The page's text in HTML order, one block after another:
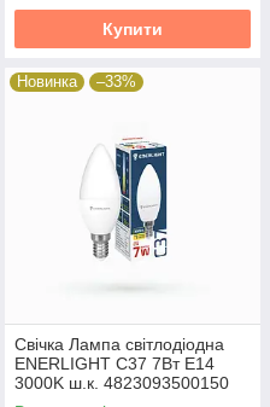
Купити
Новинка –33%
Свічка Лампа світлодіодна
ENERLIGHT С37 7Вт E14
3000K ш.к. 4823093500150
19824